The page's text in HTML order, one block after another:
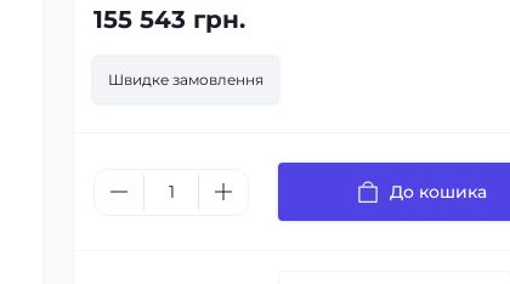
155 543 грн.
Швидке замовлення
До кошика